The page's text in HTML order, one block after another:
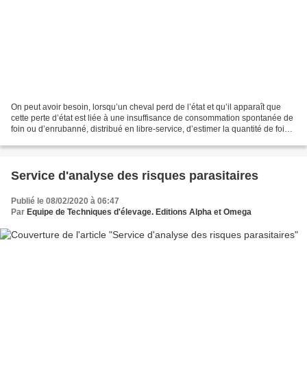
On peut avoir besoin, lorsqu’un cheval perd de l’état et qu’il apparaît que
cette perte d’état est liée à une insuffisance de consommation spontanée de
foin ou d’enrubanné, distribué en libre-service, d’estimer la quantité de foin «
Service d'analyse des risques parasitaires
Publié le 08/02/2020 à 06:47
Par Equipe de Techniques d'élevage. Editions Alpha et Omega